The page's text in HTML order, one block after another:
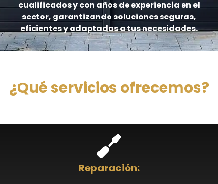
cualificados y con años de experiencia en el
sector, garantizando soluciones seguras,
eficientes y adaptadas a tus necesidades.
¿Qué servicios ofrecemos?
Reparación: